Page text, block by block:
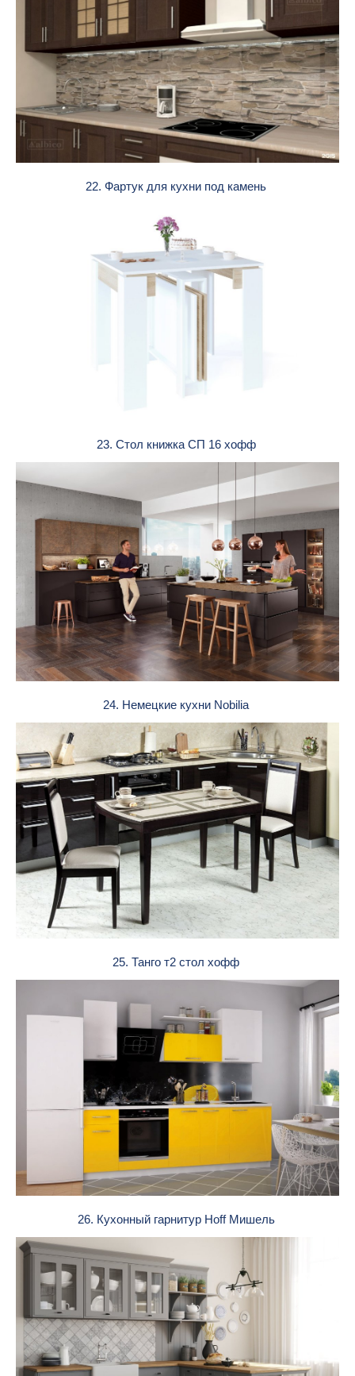
22. Фартук для кухни под камень
23. Стол книжка СП 16 хофф
24. Немецкие кухни Nobilia
25. Танго т2 стол хофф
26. Кухонный гарнитур Hoff Мишель